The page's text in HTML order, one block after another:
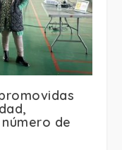
de